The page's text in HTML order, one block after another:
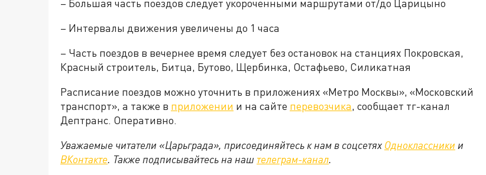
– Большая часть поездов следует укороченными маршрутами от/до Царицыно
– Интервалы движения увеличены до 1 часа
– Часть поездов в вечернее время следует без остановок на станциях Покровская,
Красный строитель, Битца, Бутово, Щербинка, Остафьево, Силикатная
Расписание поездов можно уточнить в приложениях «Метро Москвы», «Московский
транспорт», а также в приложении и на сайте перевозчика, сообщает тг-канал
Дептранс. Оперативно.
Уважаемые читатели «Царьграда», присоединяйтесь к нам в соцсетях Одноклассники и
ВКонтакте. Также подписывайтесь на наш телеграм-канал.